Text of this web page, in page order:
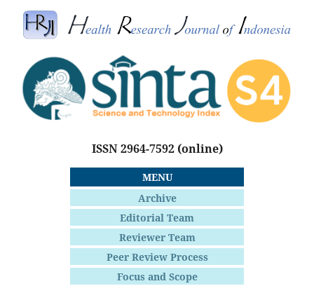
ISSN 2964-7592(online)
MENU
Archive
Editorial Team
Reviewer Team
Peer Review Process
Focus and Scope